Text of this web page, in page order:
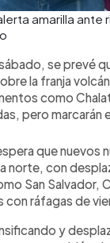
amarilla
se prevé
la franja
como
pero marcarán
que
norte, con
San Salvador,
ráfagas de
y